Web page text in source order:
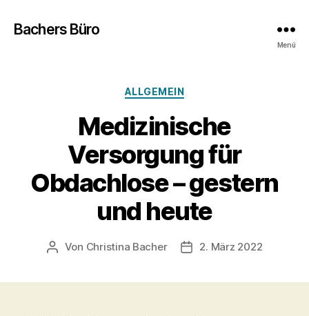
Bachers Büro
Menü
Kategorien
ALLGEMEIN
Medizinische
Versorgung für
Obdachlose – gestern
und heute
Beitragsautor
Von Christina Bacher Veröffentlichungsdatum
2. März 2022